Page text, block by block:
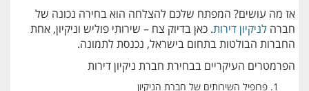
אז מה עושים? המפתח שלכם להצלחה הוא בחירה נכונה של
חברה לניקיון דירות. כאן בדיוק צח – שירותי פוליש וניקיון, אחת
החברות הבולטות בתחום בישראל, נכנסת לתמונה.
הפרמטרים העיקריים בבחירת חברת ניקיון דירות
פרופיל השירותים של חברת הניקיון